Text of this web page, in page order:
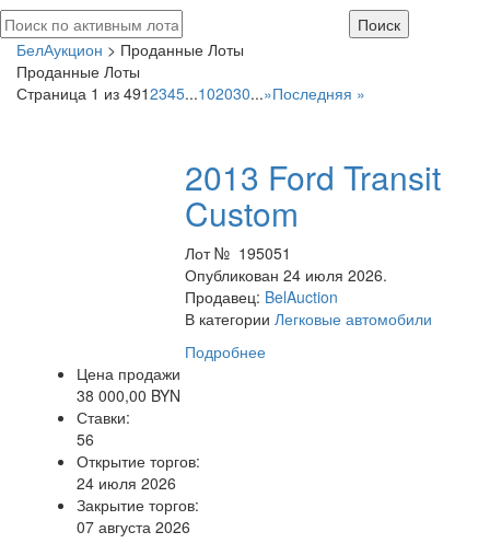
БелАукцион > Проданные Лоты
Проданные Лоты
Страница 1 из 4912345...102030...»Последняя »
2013 Ford Transit
Custom
Лот № 195051
Опубликован 24 июля 2026.
Продавец: BelAuction
В категорииЛегковые автомобили
Подробнее
Цена продажи
38 000,00 BYN
Ставки:
56
Открытие торгов:
24 июля 2026
Закрытие торгов:
07 августа 2026